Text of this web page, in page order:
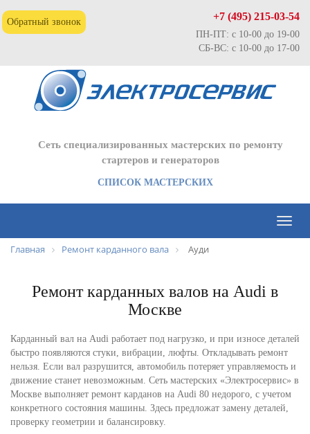
Обратный звонок +7 (495) 215-03-54
ПН-ПТ: с 10-00 до 19-00
СБ-ВС: с 10-00 до 17-00
Сеть специализированных мастерских по ремонту
стартеров и генераторов
СПИСОК МАСТЕРСКИХ
Toggle
Главная Ремонт карданного вала Ауди
Ремонт карданных валов на Audi в
Москве
Карданный вал на Audi работает под нагрузко, и при износе деталей
быстро появляются стуки, вибрации, люфты. Откладывать ремонт
нельзя. Если вал разрушится, автомобиль потеряет управляемость и
движение станет невозможным. Сеть мастерских «Электросервис» в
Москве выполняет ремонт карданов на Audi 80 недорого, с учетом
конкретного состояния машины. Здесь предложат замену деталей,
проверку геометрии и балансировку.